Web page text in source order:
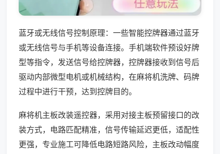
蓝牙或无线信号控制原理：一些智能控牌器通过蓝牙
或无线信号与手机等设备连接。手机端软件预设好牌
型等指令，发送信号给控牌器，控牌器接收到信号后
驱动内部微型电机或机械结构，在麻将机洗牌、码牌
过程中进行干预，达到控牌目的。
麻将机主板改装遥控器，采用对接主板预留接口的改
装方式，电路匹配精准，信号传输延迟更低，适配性
更强，专业施工可降低电路短路风险，主板改动幅度